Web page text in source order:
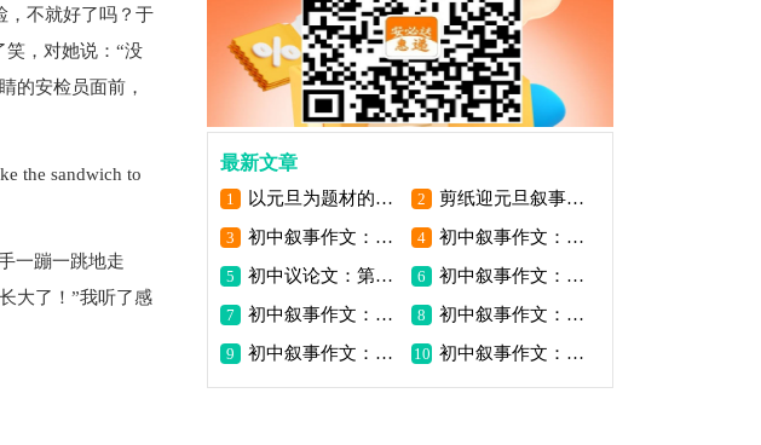
，不就好了吗？于
笑，对她说：“没
的安检员面前，
the sandwich to
一蹦一跳地走
大了！”我听了感
最新文章
1 以元旦为题材的叙事作文 2 剪纸迎元旦叙事作文
3 初中叙事作文：我真幸福 4 初中叙事作文：成长的故事作文
5 初中议论文：第一次上网 6 初中叙事作文：那一抹云
7 初中叙事作文：一次勇敢的尝试 8 初中叙事作文：那次我被误解了
9 初中叙事作文：漂流感受生命的激情 10 初中叙事作文：快乐的寒假生活